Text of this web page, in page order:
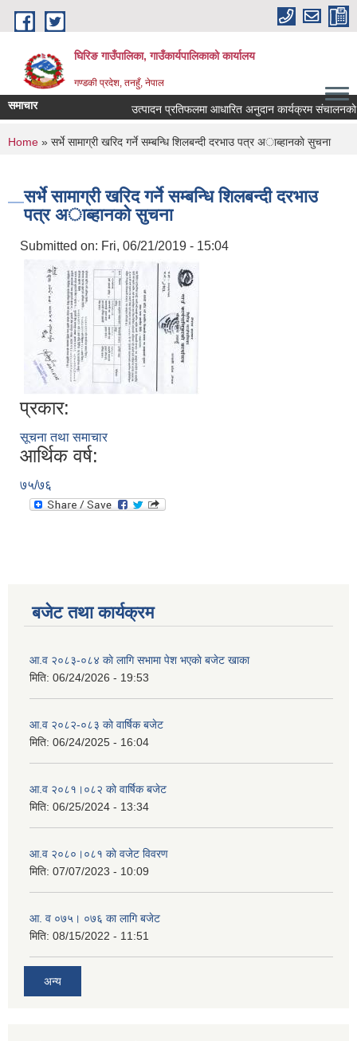
Skip to main content
घिरिङ गाउँपालिका, गाउँकार्यपालिकाको कार्यालय
गण्डकी प्रदेश, तनहुँ, नेपाल
समाचार उत्पादन प्रतिफलमा आधारित अनुदान कार्यक्रम संचालनकाे
You are here
Home » सर्भे सामाग्री खरिद गर्ने सम्बन्धि शिलबन्दी दरभाउ पत्र अाब्हानकाे सुचना
सर्भे सामाग्री खरिद गर्ने सम्बन्धि शिलबन्दी दरभाउ
पत्र अाब्हानकाे सुचना
Submitted on: Fri, 06/21/2019 - 15:04
प्रकार:
सूचना तथा समाचार
आर्थिक वर्ष:
७५/७६
बजेट तथा कार्यक्रम
आ.व २०८३-०८४ काे लागि सभामा पेश भएकाे बजेट खाका
मिति: 06/24/2026 - 19:53
आ.व २०८२-०८३ काे वार्षिक बजेट
मिति: 06/24/2025 - 16:04
आ.व २०८१।०८२ काे वार्षिक बजेट
मिति: 06/25/2024 - 13:34
आ.व २०८०।०८१ काे वजेट विवरण
मिति: 07/07/2023 - 10:09
आ. व ०७५। ०७६ का लागि बजेट
मिति: 08/15/2022 - 11:51
अन्य